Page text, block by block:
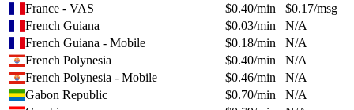
France - VAS $0.40/min $0.17/msg
French Guiana
$0.03/min
N/A
French Guiana - Mobile
$0.18/min
N/A
French Polynesia
$0.40/min
N/A
French Polynesia - Mobile
$0.46/min
N/A
Gabon Republic
$0.70/min
N/A